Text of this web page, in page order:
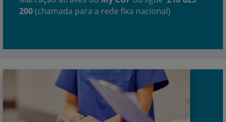
200(chamada para a rede fixa nacional)